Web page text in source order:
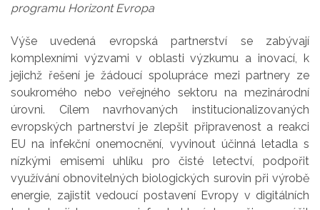
programu Horizont Evropa
Výše uvedená evropská partnerství se zabývají
komplexními výzvami v oblasti výzkumu a inovací, k
jejichž řešení je žádoucí spolupráce mezi partnery ze
soukromého nebo veřejného sektoru na mezinárodní
úrovni. Cílem navrhovaných institucionalizovaných
evropských partnerství je zlepšit připravenost a reakci
EU na infekční onemocnění, vyvinout účinná letadla s
nízkými emisemi uhlíku pro čisté letectví, podpořit
využívání obnovitelných biologických surovin při výrobě
energie, zajistit vedoucí postavení Evropy v digitálních